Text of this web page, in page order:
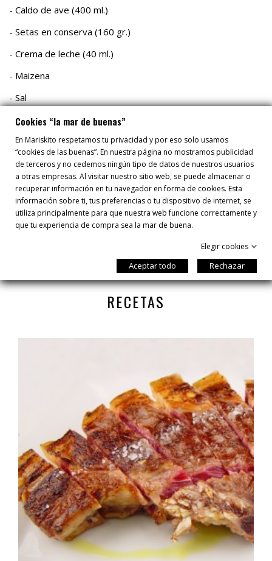
- Caldo de ave (400 ml.)
- Setas en conserva (160 gr.)
- Crema de leche (40 ml.)
- Maizena
- Sal
Calentar la mantequilla y el aceite, añadir las escalonias
ceps secos y el vino tinto, cocer hasta reducir el vino a la mitad,
añadir el azúcar moreno y el caldo de ave, cocer 8 minutos a
fuego suave, colar y reservar.
Saltear las setas con aceite añadir la nata y el preparado
anterior, cocer unos minutos y ligar la salsa con la maizena,
sazonar.
RECETAS
Cookies “la mar de buenas”
En Mariskito respetamos tu privacidad y por eso solo usamos
“cookies de las buenas”. En nuestra página no mostramos publicidad
de terceros y no cedemos ningún tipo de datos de nuestros usuarios
a otras empresas. Al visitar nuestro sitio web, se puede almacenar o
recuperar información en tu navegador en forma de cookies. Esta
información sobre ti, tus preferencias o tu dispositivo de internet, se
utiliza principalmente para que nuestra web funcione correctamente y
que tu experiencia de compra sea la mar de buena.
Elegir cookies
Aceptar todo Rechazar